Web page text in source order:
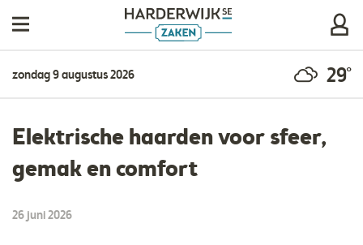
zondag 9 augustus 2026 29°
Elektrische haarden voor sfeer,
gemak en comfort
26 juni 2026